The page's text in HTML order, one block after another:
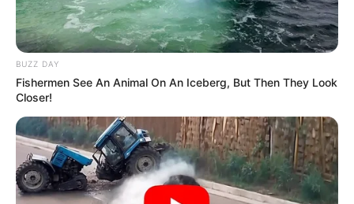
BUZZ DAY
Fishermen See An Animal On An Iceberg, But Then They Look
Closer!